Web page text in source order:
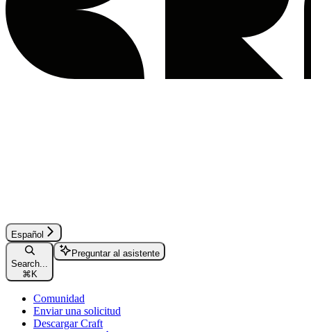
Español
Search...
⌘K
Preguntar al asistente
Comunidad
Enviar una solicitud
Descargar Craft